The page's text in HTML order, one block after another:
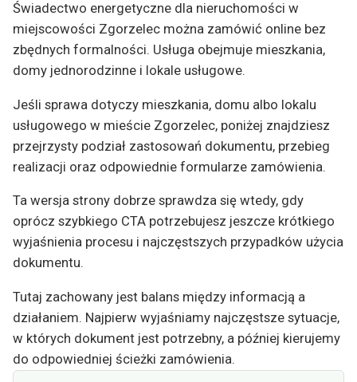
Świadectwo energetyczne dla nieruchomości w
miejscowości Zgorzelec można zamówić online bez
zbędnych formalności. Usługa obejmuje mieszkania,
domy jednorodzinne i lokale usługowe.
Jeśli sprawa dotyczy mieszkania, domu albo lokalu
usługowego w mieście Zgorzelec, poniżej znajdziesz
przejrzysty podział zastosowań dokumentu, przebieg
realizacji oraz odpowiednie formularze zamówienia.
Ta wersja strony dobrze sprawdza się wtedy, gdy
oprócz szybkiego CTA potrzebujesz jeszcze krótkiego
wyjaśnienia procesu i najczęstszych przypadków użycia
dokumentu.
Tutaj zachowany jest balans między informacją a
działaniem. Najpierw wyjaśniamy najczęstsze sytuacje,
w których dokument jest potrzebny, a później kierujemy
do odpowiedniej ścieżki zamówienia.